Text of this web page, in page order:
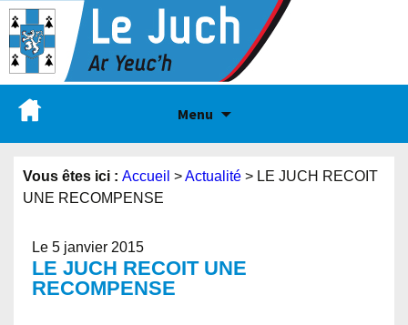
Menu
Vous êtes ici : Accueil >Actualité > LE JUCH RECOIT
UNE RECOMPENSE
Le 5 janvier 2015
LE JUCH RECOIT UNE
RECOMPENSE